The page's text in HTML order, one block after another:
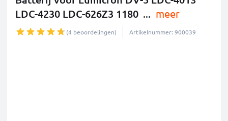
LDC-4230 LDC-626Z3 1180 ... meer
(4 beoordelingen) Artikelnummer: 900039